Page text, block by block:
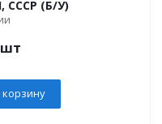
СССР (Б/У)
корзину